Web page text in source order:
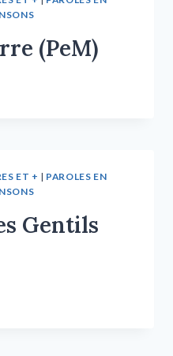
(PeM)
ET + | PAROLES EN
Gentils